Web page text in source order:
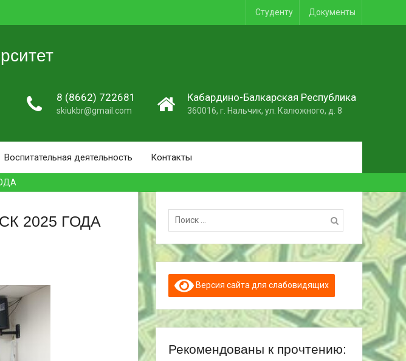
Студенту Документы
8 (8662) 722681
skiukbr@gmail.com
Кабардино-Балкарская Республика
360016, г. Нальчик, ул. Калюжного, д. 8
Воспитательная деятельность Контакты
2025 ГОДА
Поиск:
Версия сайта для слабовидящих
Рекомендованы к прочтению: